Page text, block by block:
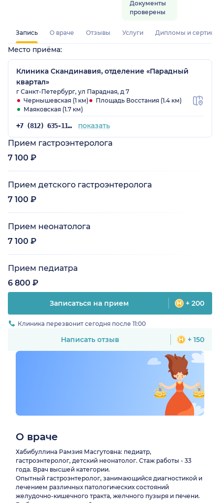
Документы
проверены
Запись О враче Отзывы Услуги Дипломы и
Место приёма:
Клиника Скандинавия, отделение «Парадный
квартал»
г Санкт-Петербург, ул Парадная, д 7
Чернышевская (1 км)
Площадь Восстания (1.4 км)
Маяковская (1.7 км)
+7 (812) 635-11-79 показать
Прием гастроэнтеролога
7 100 ₽
Прием детского гастроэнтеролога
7 100 ₽
Прием неонатолога
7 100 ₽
Прием педиатра
6 800 ₽
Записаться на прием + 200
Клиника перезвонит сегодня после 11:00
Написать отзыв + 150
О враче
Хабибуллина Рамзия Масгутовна: педиатр,
гастроэнтеролог, детский неонатолог. Стаж работы - 33
года. Врач высшей категории.
Опытный гастроэнтеролог, занимающийся диагностикой и
лечением различных патологических состояний
желудочно-кишечного тракта, желчного пузыря и печени.